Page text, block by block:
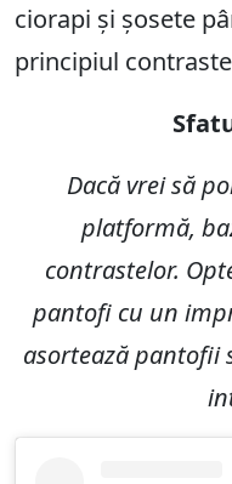
ciorapi și șosete
principiul
Dacă vrei să
platformă,
contrastelor.
pantofi cu un
asortează pantofii